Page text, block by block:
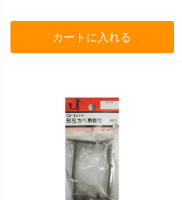
カートに入れる